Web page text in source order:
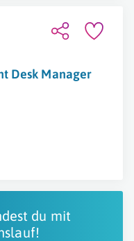
Desk Manager
du mit